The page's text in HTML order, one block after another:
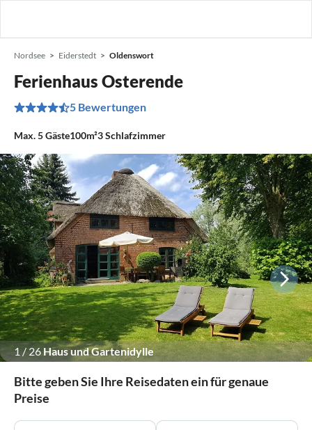
Nordsee Eiderstedt Oldenswort
Ferienhaus Osterende
5 Bewertungen
Max.5Gäste100m²3Schlafzimmer
1/26 Haus und Gartenidylle
Bitte geben Sie Ihre Reisedaten ein für genaue
Preise